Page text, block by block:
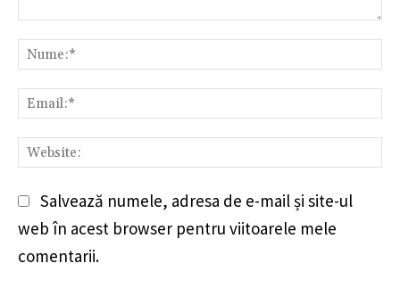
Salvează numele, adresa de e-mail și site-ul
web în acest browser pentru viitoarele mele
comentarii.